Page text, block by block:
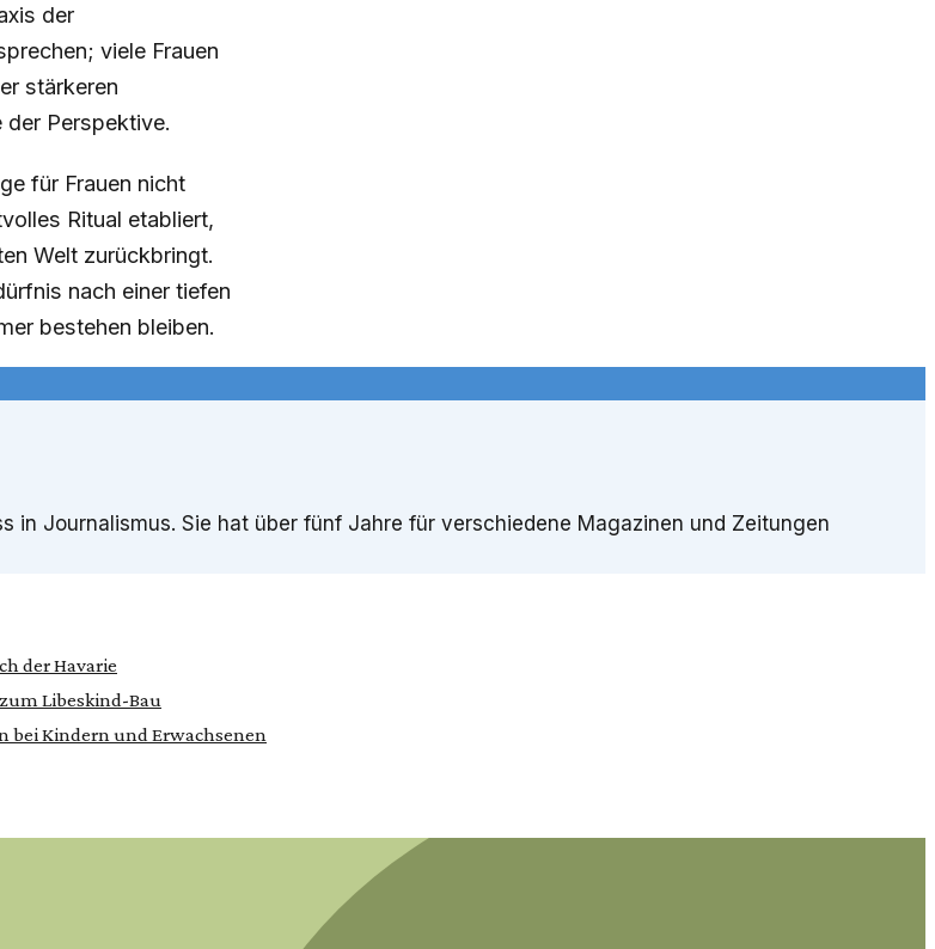
der
viele Frauen
stärkeren
Perspektive.
für Frauen nicht
Ritual etabliert,
Welt zurückbringt.
nach einer tiefen
bestehen bleiben.
in Journalismus. Sie hat über fünf Jahre für verschiedene Magazinen und Zeitungen
der Havarie
Libeskind-Bau
bei Kindern und Erwachsenen